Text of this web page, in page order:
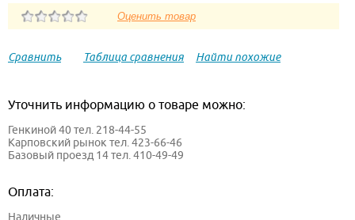
Сравнить Таблица сравнения Найти похожие
Уточнить информацию о товаре можно:
Генкиной 40 тел. 218-44-55
Карповский рынок тел. 423-66-46
Базовый проезд 14 тел. 410-49-49
Оплата:
Наличные